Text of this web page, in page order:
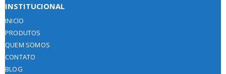
INSTITUCIONAL
INICIO
PRODUTOS
QUEM SOMOS
CONTATO
BLOG